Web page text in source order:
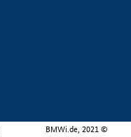
BMWi.de, 2021 ©